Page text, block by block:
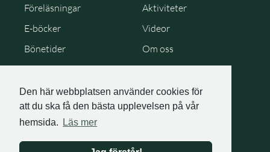
Den här webbplatsen använder cookies för
att du ska få den bästa upplevelsen på vår
hemsida.
Läs mer
Föreläsningar
Aktiviteter
E-böcker
Videor
Bönetider
Om oss
Cookie Policy
Personuppgiftspolicy